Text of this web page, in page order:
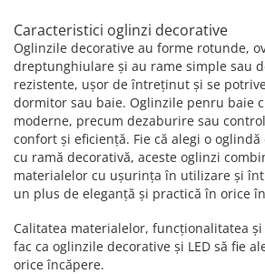
Caracteristici oglinzi decorative
Oglinzile decorative au forme rotunde,
dreptunghiulare și au rame simple sau
rezistente, ușor de întreținut și se
dormitor sau baie. Oglinzile penru baie
moderne, precum dezaburire sau
confort și eficiență. Fie că alegi o
cu ramă decorativă, aceste oglinzi
materialelor cu ușurința în utilizare și
un plus de eleganță și practică în orice
Calitatea materialelor, funcționalitatea
fac ca oglinzile decorative și LED să fie
orice încăpere.